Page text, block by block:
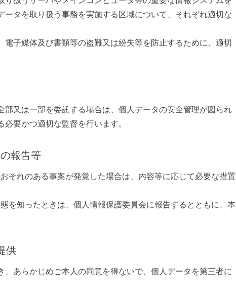
ータを取り扱う事務を実施する区域について、それぞれ適切な
子媒体及び書類等の盗難又は紛失等を防止するために、適切
部又は一部を委託する場合は、個人データの安全管理が図られ
要かつ適切な監督を行います。
報告等
れのある事案が発覚した場合は、内容等に応じて必要な措置
知ったときは、個人情報保護委員会に報告するとともに、本
供
、あらかじめご本人の同意を得ないで、個人データを第三者に